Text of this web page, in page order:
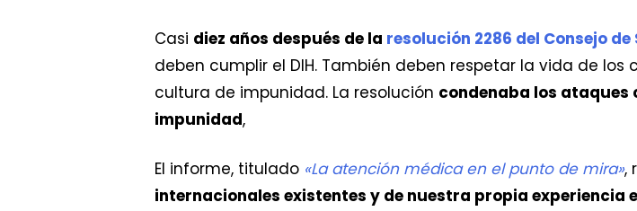
Casi diez años después de la resolución 2286 del Consejo
deben cumplir el DIH. También deben respetar la vida de
cultura de impunidad. La resolución condenaba los ataques
impunidad,
El informe, titulado «La atención médica en el punto de mira»,
internacionales existentes y de nuestra propia experiencia